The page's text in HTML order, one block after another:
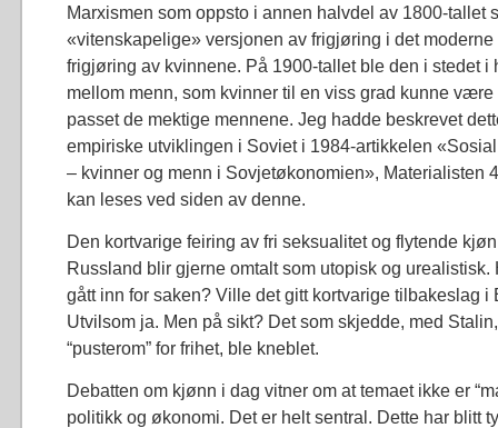
Marxismen som oppsto i annen halvdel av 1800-tallet
«vitenskapelige» versjonen av frigjøring i det
frigjøring av kvinnene. På 1900-tallet ble den i stedet
mellom menn, som kvinner til en viss grad kunne være
passet de mektige mennene. Jeg hadde beskrevet
empiriske utviklingen i Soviet i 1984-artikkelen
– kvinner og menn i Sovjetøkonomien», Materialisten
kan leses ved siden av denne.
Den kortvarige feiring av fri seksualitet og flytende
Russland blir gjerne omtalt som utopisk og urealistisk.
gått inn for saken? Ville det gitt kortvarige tilbakeslag i
Utvilsom ja. Men på sikt? Det som skjedde, med
“pusterom” for frihet, ble kneblet.
Debatten om kjønn i dag vitner om at temaet ikke er
politikk og økonomi. Det er helt sentral. Dette har blitt